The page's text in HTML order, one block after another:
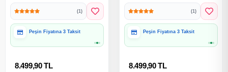
Jant Bisiklet
(1)
Hediye Paketine Uygun
8.499,90 TL
Jant Bisiklet
(1)
Hediye Paketine Uygun
8.499,90 TL